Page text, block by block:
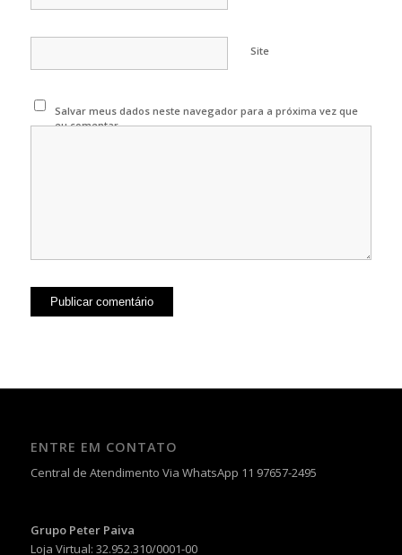
Site
Salvar meus dados neste navegador para a próxima vez que
eu comentar.
ENTRE EM CONTATO
Central de Atendimento Via WhatsApp 11 97657-2495
Grupo Peter Paiva
Loja Virtual: 32.952.310/0001-00